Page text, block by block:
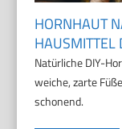
HORNHAUT
HAUSMITTEL
Natürliche DIY-
weiche, zarte
schonend.